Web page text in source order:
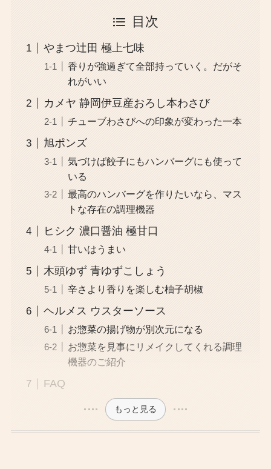
目次
やまつ辻田 極上七味
香りが強過ぎて全部持っていく。だがそ
れがいい
カメヤ 静岡伊豆産おろし本わさび
チューブわさびへの印象が変わった一本
旭ポンズ
気づけば餃子にもハンバーグにも使って
いる
最高のハンバーグを作りたいなら、マス
トな存在の調理機器
ヒシク 濃口醤油 極甘口
甘いはうまい
木頭ゆず 青ゆずこしょう
辛さより香りを楽しむ柚子胡椒
ヘルメス ウスターソース
お惣菜の揚げ物が別次元になる
お惣菜を見事にリメイクしてくれる調理
機器のご紹介
FAQ
もっと見る